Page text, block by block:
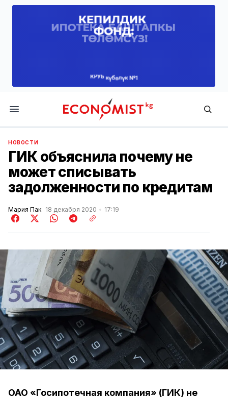
Economist.kg
НОВОСТИ
ГИК объяснила почему не
может списывать
задолженности по кредитам
Мария Пак 18 декабря 2020 17:19
ОАО «Госипотечная компания» (ГИК) не